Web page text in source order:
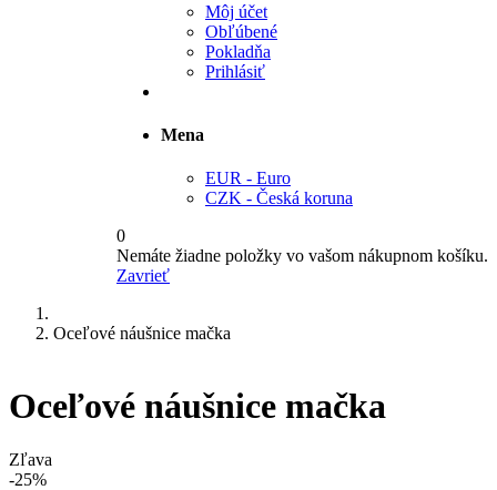
Môj účet
Obľúbené
Pokladňa
Prihlásiť
Mena
EUR - Euro
CZK - Česká koruna
0
Nemáte žiadne položky vo vašom nákupnom košíku.
Zavrieť
Oceľové náušnice mačka
Oceľové náušnice mačka
Zľava
-25%